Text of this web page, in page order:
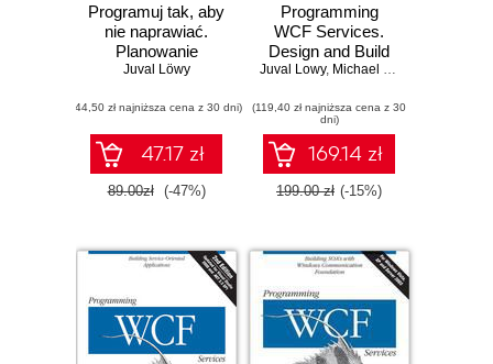
Programuj tak, aby
nie naprawiać.
Planowanie
projektów i
Juval Löwy
(44,50 zł najniższa cena z 30 dni)
47.17 zł
89.00zł (-47%)
Programming
WCF Services.
Design and Build
Maintainable
Systems. 4th
Edition
Juval Lowy, Michael Montgomery
(119,40 zł najniższa cena z 30
dni)
169.14 zł
199.00 zł (-15%)